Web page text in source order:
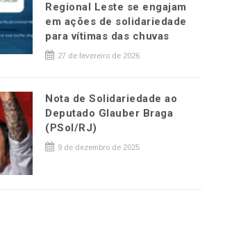
Regional Leste se engajam
em ações de solidariedade
para vítimas das chuvas
27 de fevereiro de 2026
Nota de Solidariedade ao
Deputado Glauber Braga
(PSol/RJ)
9 de dezembro de 2025